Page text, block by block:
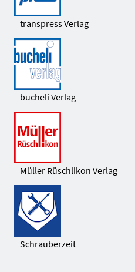
transpress Verlag
bucheli Verlag
Müller Rüschlikon Verlag
Schrauberzeit